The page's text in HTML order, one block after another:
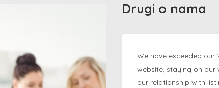
Drugi o nama
We have exceeded our
website, staying on our
our relationship with